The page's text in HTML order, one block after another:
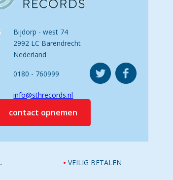
Bijdorp - west 74
2992 LC Barendrecht
Nederland
0180 - 760999
info@sthrecords.nl
contact opnemen
VEILIG BETALEN